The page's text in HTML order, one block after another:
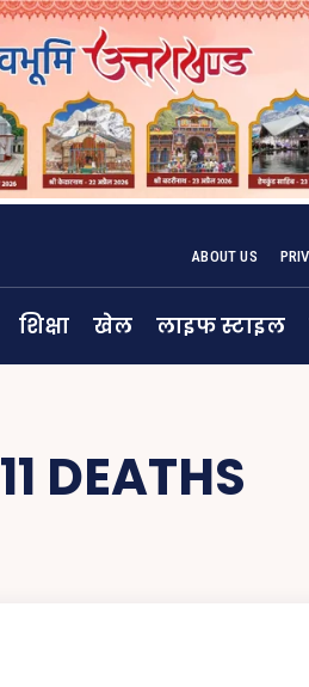
ABOUT US
शिक्षा खेल लाइफ स्टाइल
11 DEATHS